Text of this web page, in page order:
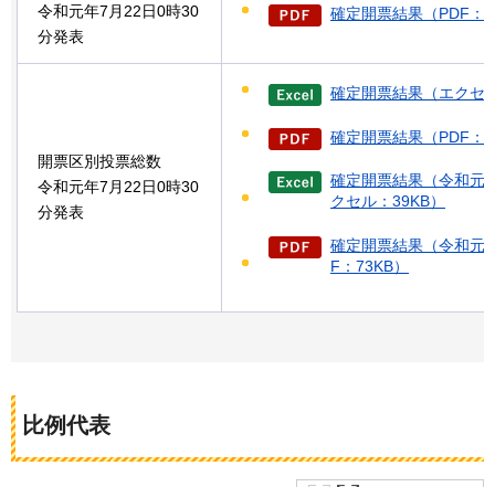
令和元年7月22日0時30
分発表
確定開票結果（PDF：
開票区別投票総数
令和元年7月22日0時30
分発表
確定開票結果（エクセ
確定開票結果（PDF：
確定開票結果（令和元
クセル：39KB）
確定開票結果（令和元
F：73KB）
比例代表